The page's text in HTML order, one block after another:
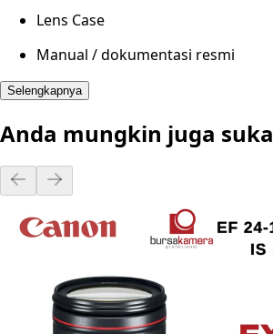
Lens Case
Manual / dokumentasi resmi
Selengkapnya
Anda mungkin juga suka